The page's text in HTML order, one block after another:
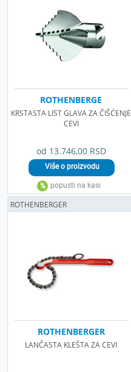
od 13.746,00 RSD
ROTHENBERGE
KRSTASTA LIST GLAVA ZA ČIŠĆENJE
CEVI
ROTHENBERGER
LANČASTA KLEŠTA ZA CEVI
ROTHENBERGER